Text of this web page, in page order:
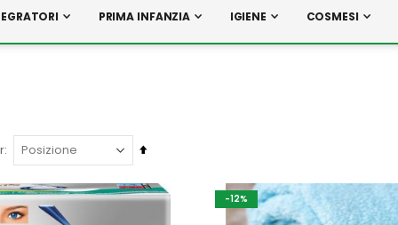
PRIMA INFANZIA IGIENE COSMESI
Imposta
direzione
decrescente
-12%